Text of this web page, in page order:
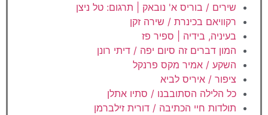
שירים / בוריס א' נובאק | תרגום: טל ניצן
רקוויאם בכינרת / שירה זקן
בעיניה, בידיה | ספיר פז
המון דברים זה סיום יפה / דיתי רונן
השקע / אמיר מקס פרנקל
ציפור / איריס לביא
כל הלילה הסתובבנו / סתיו אתלן
תולדות חיי הכתיבה / דורית זילברמן